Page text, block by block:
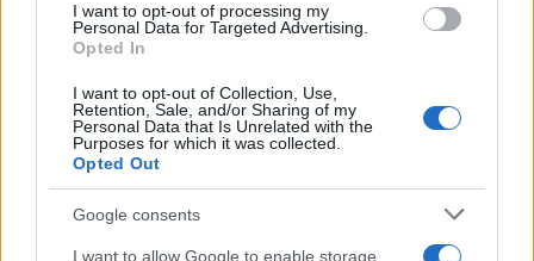
I want to opt-out of processing my
Personal Data for Targeted Advertising.
Opted In
I want to opt-out of Collection, Use,
Retention, Sale, and/or Sharing of my
Personal Data that Is Unrelated with the
Purposes for which it was collected.
Opted Out
Google consents
I want to allow Google to enable storage
50 /50
Υποβολή σχολίου